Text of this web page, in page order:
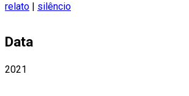
relato
silêncio
Data
2021